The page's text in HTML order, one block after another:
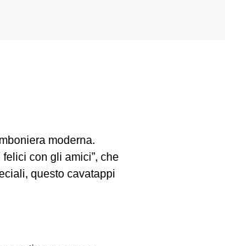
moderna.
con gli amici”, che
questo cavatappi